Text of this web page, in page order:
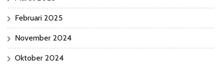
Februari 2025
November 2024
Oktober 2024